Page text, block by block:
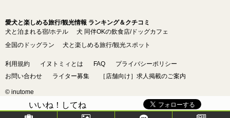
いいね！してね
愛犬と楽しめる旅行/観光情報 ランキング＆クチコミ
犬と泊まれる宿/ホテル
犬 同伴OKの飲食店/ドッグカフェ
全国のドッグラン
犬と楽しめる旅行/観光スポット
利用規約 イヌトミィとは FAQ
プライバシーポリシー
お問い合わせ
ライター募集 ［店舗向け］求人掲載のご案内
© inutome